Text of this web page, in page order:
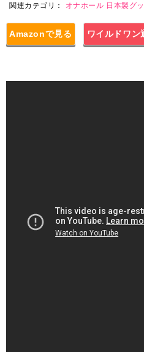
関連カテゴリ：
オナホール 日本製グ
Amazonで見る ワイルドワン